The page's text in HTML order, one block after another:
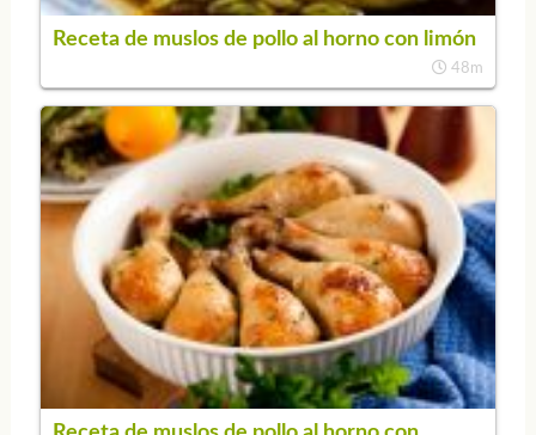
Receta de muslos de pollo al horno con limón
48m